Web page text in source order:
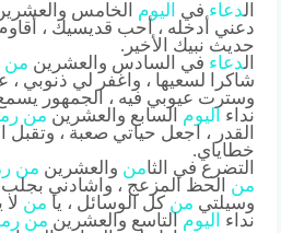
دعاء في اليوم الخامس
دعني أدخله ، أحب قديسيك ،
حديث نبيك الأخير.
دعاء في السادس والعشرين من
شاكرا لسعيها ، واغفر لي ذنوبي ،
وسترت عيوبي فيه ، الجمهور
نداء
اليوم السابع والعشرين من
القدر ، اجعل حياتي صعبة ، وتقبل
خطاياي.
التضرع في الثا من والعشرين من
من الحظ المزعج ، واشادني
وسيلتي من كل الوسائل ، يا من
نداء
اليوم التاسع والعشرين من